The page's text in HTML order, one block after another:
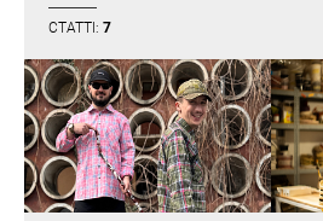
СТАТТІ: 7